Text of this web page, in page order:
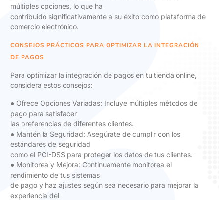
múltiples opciones, lo que ha
contribuido significativamente a su éxito como plataforma de
comercio electrónico.
CONSEJOS PRÁCTICOS PARA OPTIMIZAR LA INTEGRACIÓN
DE PAGOS
Para optimizar la integración de pagos en tu tienda online,
considera estos consejos:
● Ofrece Opciones Variadas: Incluye múltiples métodos de
pago para satisfacer
las preferencias de diferentes clientes.
● Mantén la Seguridad: Asegúrate de cumplir con los
estándares de seguridad
como el PCI-DSS para proteger los datos de tus clientes.
● Monitorea y Mejora: Continuamente monitorea el
rendimiento de tus sistemas
de pago y haz ajustes según sea necesario para mejorar la
experiencia del